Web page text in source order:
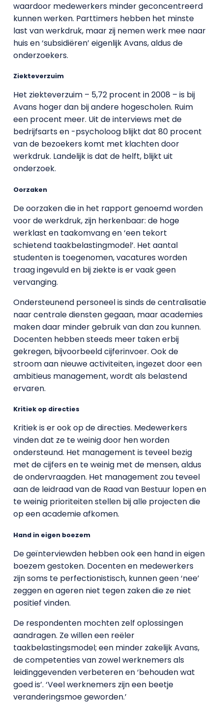
waardoor medewerkers minder geconcentreerd
kunnen werken. Parttimers hebben het minste
last van werkdruk, maar zij nemen werk mee naar
huis en ‘subsidiëren’ eigenlijk Avans, aldus de
onderzoekers.
Ziekteverzuim
Het ziekteverzuim – 5,72 procent in 2008 – is bij
Avans hoger dan bij andere hogescholen. Ruim
een procent meer. Uit de interviews met de
bedrijfsarts en -psycholoog blijkt dat 80 procent
van de bezoekers komt met klachten door
werkdruk. Landelijk is dat de helft, blijkt uit
onderzoek.
Oorzaken
De oorzaken die in het rapport genoemd worden
voor de werkdruk, zijn herkenbaar: de hoge
werklast en taakomvang en ‘een tekort
schietend taakbelastingmodel’. Het aantal
studenten is toegenomen, vacatures worden
traag ingevuld en bij ziekte is er vaak geen
vervanging.
Ondersteunend personeel is sinds de centralisatie
naar centrale diensten gegaan, maar academies
maken daar minder gebruik van dan zou kunnen.
Docenten hebben steeds meer taken erbij
gekregen, bijvoorbeeld cijferinvoer. Ook de
stroom aan nieuwe activiteiten, ingezet door een
ambitieus management, wordt als belastend
ervaren.
Kritiek op directies
Kritiek is er ook op de directies. Medewerkers
vinden dat ze te weinig door hen worden
ondersteund. Het management is teveel bezig
met de cijfers en te weinig met de mensen, aldus
de ondervraagden. Het management zou teveel
aan de leidraad van de Raad van Bestuur lopen en
te weinig prioriteiten stellen bij alle projecten die
op een academie afkomen.
Hand in eigen boezem
De geïnterviewden hebben ook een hand in eigen
boezem gestoken. Docenten en medewerkers
zijn soms te perfectionistisch, kunnen geen ‘nee’
zeggen en ageren niet tegen zaken die ze niet
positief vinden.
De respondenten mochten zelf oplossingen
aandragen. Ze willen een reëler
taakbelastingsmodel; een minder zakelijk Avans,
de competenties van zowel werknemers als
leidinggevenden verbeteren en ‘behouden wat
goed is’. ‘Veel werknemers zijn een beetje
veranderingsmoe geworden.’